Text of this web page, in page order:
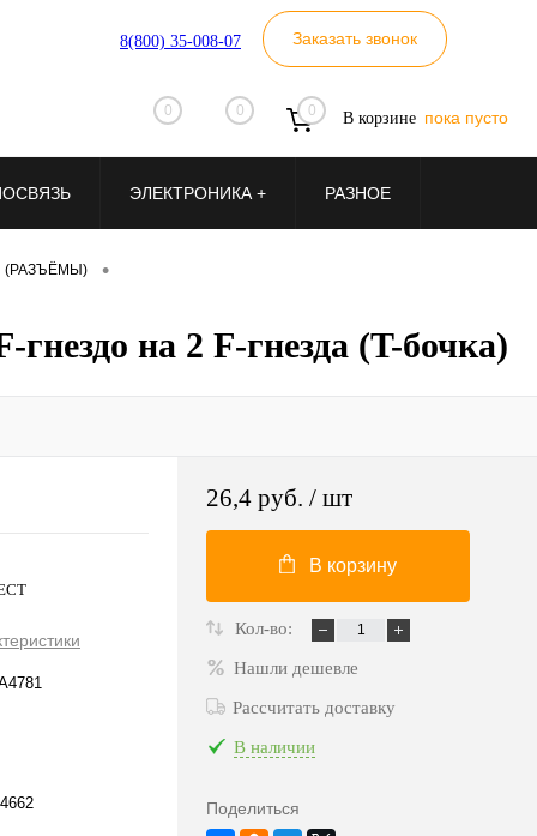
8(800) 35-008-07 Заказать звонок
0 0 0 В корзине пока пусто
ЭЛЕКТРОНИКА + РАЗНОЕ
(РАЗЪЁМЫ) •
на 2 F-гнезда (T-бочка)
26,4 руб. / шт
В корзину
Кол-во:
Нашли дешевле
Рассчитать доставку
В наличии
Поделиться